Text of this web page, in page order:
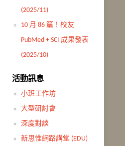
(2025/11)
10 月 86 篇！校友
PubMed + SCI 成果發表
(2025/10)
活動訊息
小班工作坊
大型研討會
深度對談
新思惟網路講堂 (EDU)